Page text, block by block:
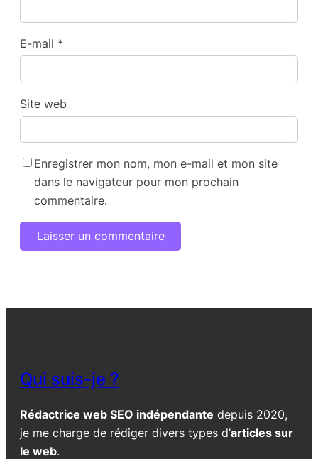
E-mail *
Site web
Enregistrer mon nom, mon e-mail et mon site
dans le navigateur pour mon prochain
commentaire.
Qui suis-je ?
Rédactrice web SEO indépendante depuis 2020,
je me charge de rédiger divers types d’articles sur
le web.